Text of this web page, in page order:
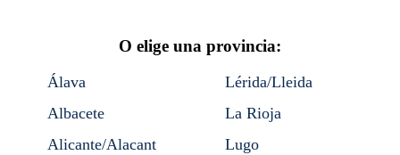
O elige una provincia:
Álava
Albacete
Alicante/Alacant
Lérida/Lleida
La Rioja
Lugo